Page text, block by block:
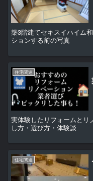
築3階建てセキスイハイム
ションする前の写真
住宅関連
実体験したリフォームとリ
し方・選び方・体験談
住宅関連